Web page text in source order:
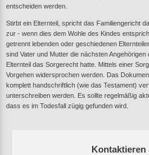
Kontaktieren
entscheiden werden.
Stirbt ein Elternteil, spricht das Familiengericht
zur - wenn dies dem Wohle des Kindes
getrennt lebenden oder geschiedenen
sind Vater und Mutter die nächsten
Elternteil das Sorgerecht hatte. Mittels einer
Vorgehen widersprochen werden. Das
komplett handschriftlich (wie das Testament)
unterschreiben werden. Es sollte regelmäßig
dass es im Todesfall zügig gefunden wird.